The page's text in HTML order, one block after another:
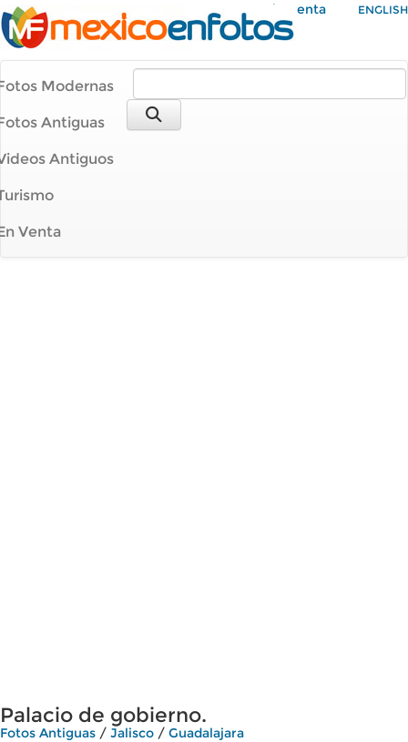
Mi Cuenta ENGLISH
Modernas
Antiguas
Antiguos
Venta
Palacio de gobierno.
Fotos Antiguas / Jalisco / Guadalajara